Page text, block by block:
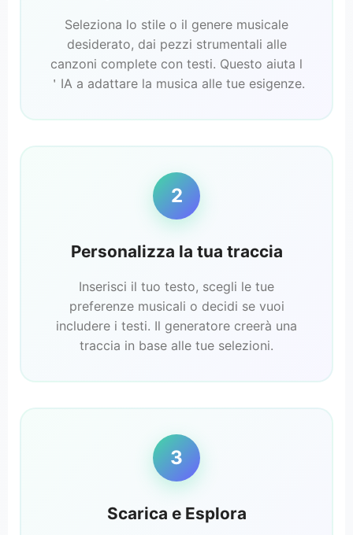
Seleziona lo stile o il genere musicale
desiderato, dai pezzi strumentali alle
canzoni complete con testi. Questo aiuta l
＇IA a adattare la musica alle tue esigenze.
2
Personalizza la tua traccia
Inserisci il tuo testo, scegli le tue
preferenze musicali o decidi se vuoi
includere i testi. Il generatore creerà una
traccia in base alle tue selezioni.
3
Scarica e Esplora